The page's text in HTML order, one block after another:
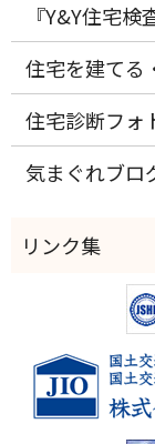
『Y&Y住宅
住宅を建てる
住宅診断フォ
気まぐれブロ